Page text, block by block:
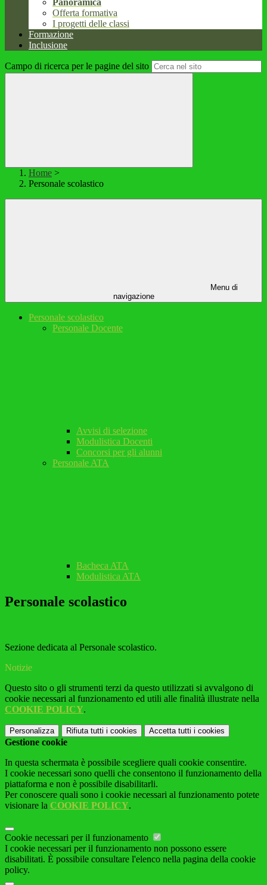
Panoramica
Offerta formativa
I progetti delle classi
Formazione
Inclusione
Campo di ricerca per le pagine del sito
Home >
Personale scolastico
Menu di
navigazione
Personale scolastico
Personale Docente
Avvisi di selezione
Modulistica Docenti
Concorsi per gli alunni
Personale ATA
Bacheca ATA
Modulistica ATA
Personale scolastico
Sezione dedicata al Personale scolastico.
Notizie
Questo sito o gli strumenti terzi da questo utilizzati si avvalgono di
cookie necessari al funzionamento ed utili alle finalità illustrate nella
COOKIE POLICY.
Personalizza Rifiuta tutti i cookies Accetta tutti i cookies
Gestione cookie
In questa schermata è possibile scegliere quali cookie consentire.
I cookie necessari sono quelli che consentono il funzionamento della
piattaforma e non è possibile disabilitarli.
Per conoscere quali sono i cookie necessari al funzionamento potete
visionare la COOKIE POLICY.
Cookie necessari per il funzionamento
I cookie necessari per il funzionamento non possono essere
disabilitati. È possibile consultare l'elenco nella pagina della cookie
policy.